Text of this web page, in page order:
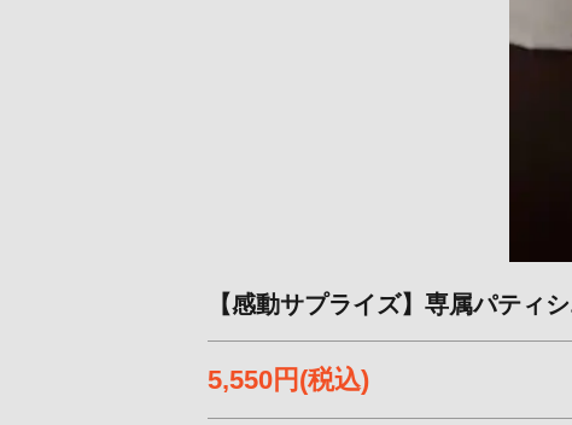
【感動サプライズ】専属パテ
5,550円 (税込)